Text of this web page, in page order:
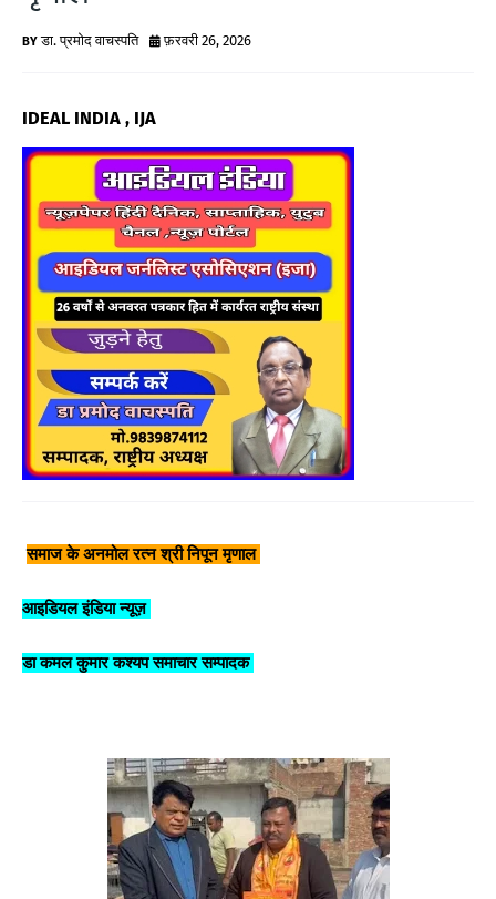
G
W
डा. प्रमोद वाचस्पति फ़रवरी 26, 2026
IDEAL INDIA , IJA
समाज के अनमोल रत्न श्री निपून मृणाल
आइडियल इंडिया न्यूज़
डा कमल कुमार कश्यप समाचार सम्पादक